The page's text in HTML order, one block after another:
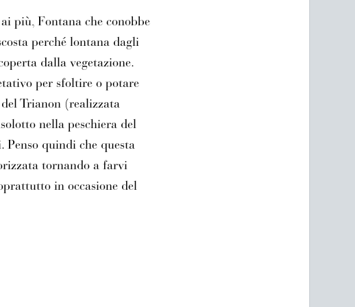
più, Fontana che conobbe
perché lontana dagli
dalla vegetazione.
per sfoltire o potare
Trianon (realizzata
nella peschiera del
quindi che questa
tornando a farvi
in occasione del